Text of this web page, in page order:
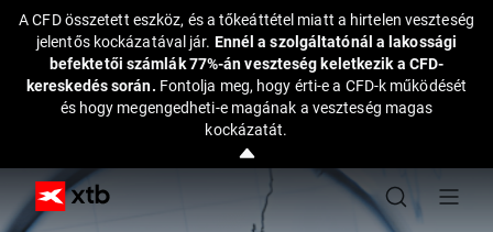
A CFD összetett eszköz, és a tőkeáttétel miatt a hirtelen veszteség
jelentős kockázatával jár. Ennél a szolgáltatónál a lakossági
befektetői számlák 77%-án veszteség keletkezik a CFD-
kereskedés során. Fontolja meg, hogy érti-e a CFD-k működését
és hogy megengedheti-e magának a veszteség magas
kockázatát.